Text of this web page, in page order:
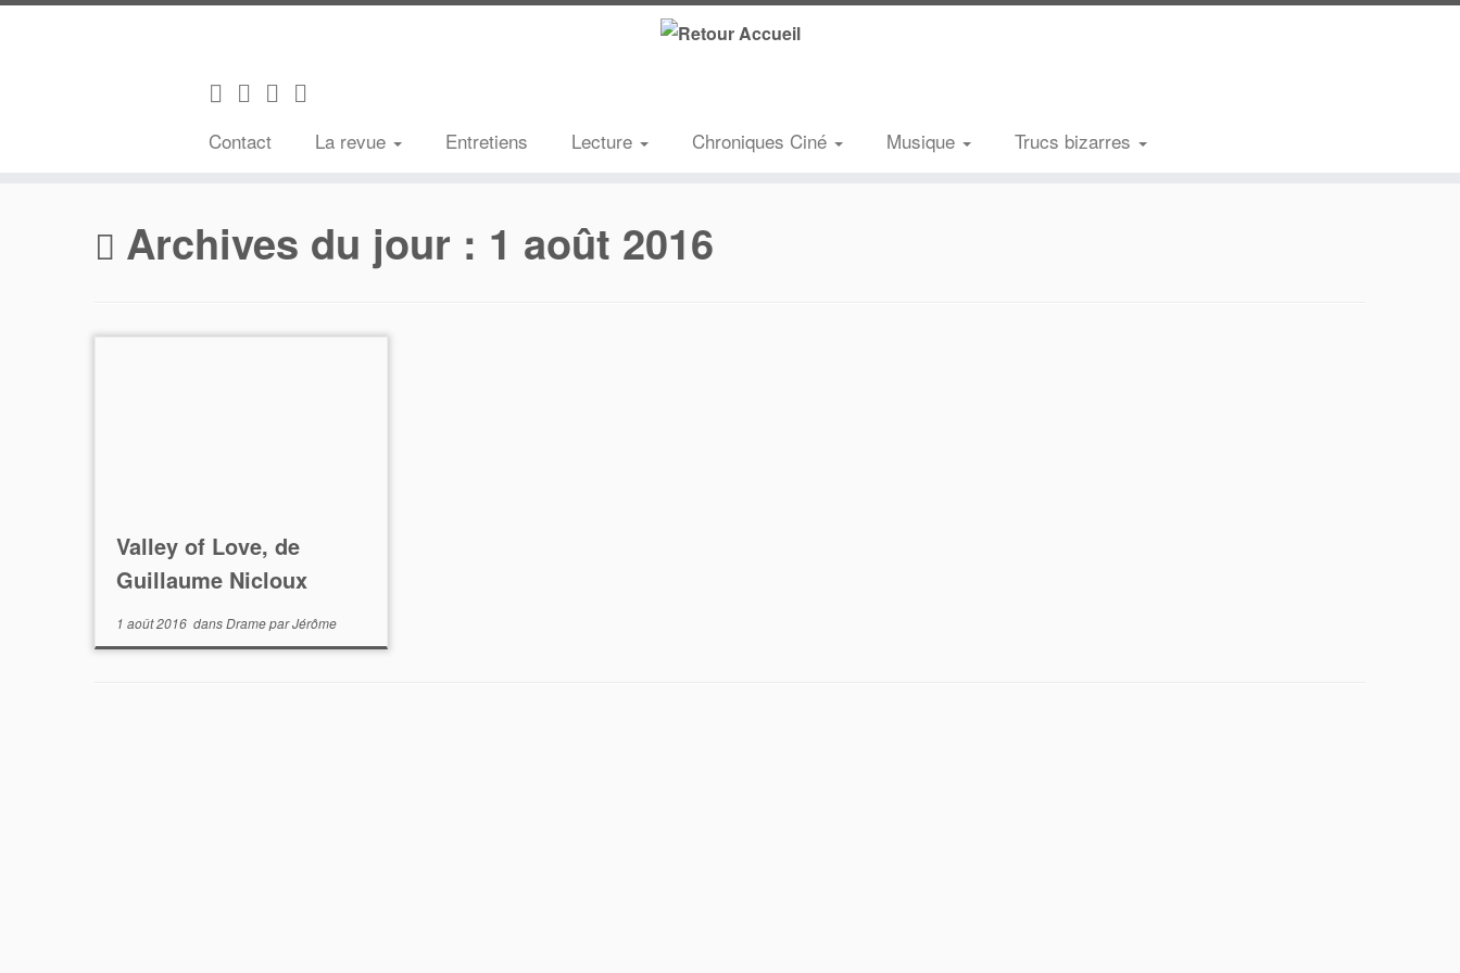
Contact La revue Entretiens Lecture Chroniques Ciné Musique Trucs bizarres
Archives du jour : 1 août 2016
Valley of Love, de
Guillaume Nicloux
1 août 2016dansDrameparJérôme